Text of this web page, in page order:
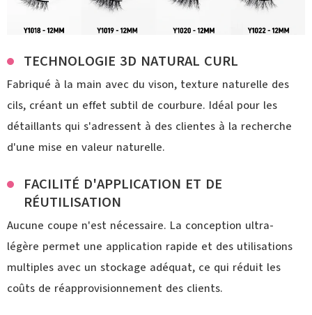
TECHNOLOGIE 3D NATURAL CURL
Fabriqué à la main avec du vison, texture naturelle des
cils, créant un effet subtil de courbure. Idéal pour les
détaillants qui s'adressent à des clientes à la recherche
d'une mise en valeur naturelle.
FACILITÉ D'APPLICATION ET DE
RÉUTILISATION
Aucune coupe n'est nécessaire. La conception ultra-
légère permet une application rapide et des utilisations
multiples avec un stockage adéquat, ce qui réduit les
coûts de réapprovisionnement des clients.